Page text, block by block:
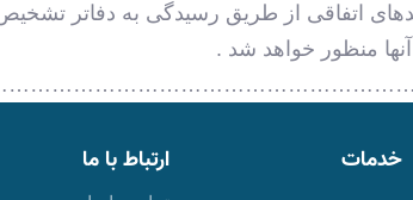
اتفاقی از طریق رسیدگی به دفاتر
منظور خواهد شد .
خدمات ارتباط با ما